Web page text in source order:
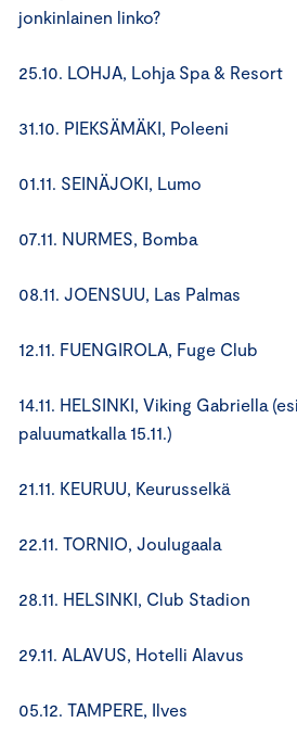
jonkinlainen linko?
25.10. LOHJA, Lohja Spa & Resort
31.10. PIEKSÄMÄKI, Poleeni
01.11. SEINÄJOKI, Lumo
07.11. NURMES, Bomba
08.11. JOENSUU, Las Palmas
12.11. FUENGIROLA, Fuge Club
14.11. HELSINKI, Viking Gabriella
paluumatkalla 15.11.)
21.11. KEURUU, Keurusselkä
22.11. TORNIO, Joulugaala
28.11. HELSINKI, Club Stadion
29.11. ALAVUS, Hotelli Alavus
05.12. TAMPERE, Ilves